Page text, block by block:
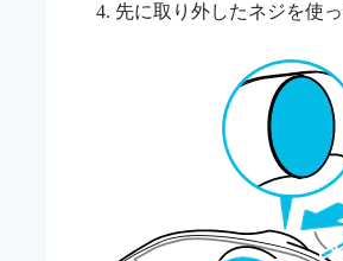
先に取り外したネジを使